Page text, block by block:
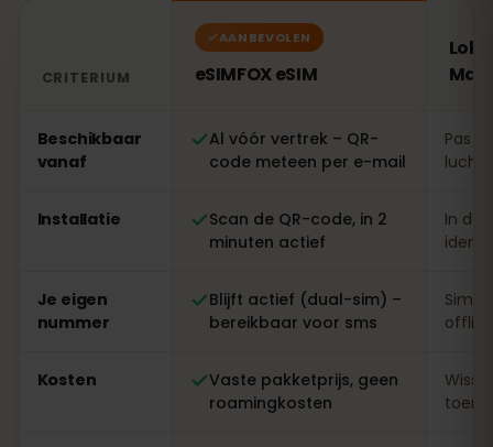
CRITERIUM
AANBEVOLEN
eSIMFOX eSIM
Beschikbaar
vanaf
Al vóór vertrek – QR-
code meteen per e-mail
Pas
Installatie
Scan de QR-code, in 2
minuten actief
In de
Je eigen
nummer
Blijft actief (dual-sim) –
bereikbaar voor sms
offline
Kosten
Vaste pakketprijs, geen
roamingkosten